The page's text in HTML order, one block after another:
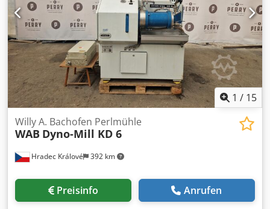
1 / 15
Hradec Králové 392 km
Willy A. Bachofen Perlmühle
WAB Dyno-Mill KD 6
Preisinfo Anrufen